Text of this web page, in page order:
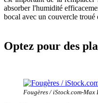
absorber l'humidité
bocal avec un couvercle troué
Optez pour des
Fougères / iStock.com-Max